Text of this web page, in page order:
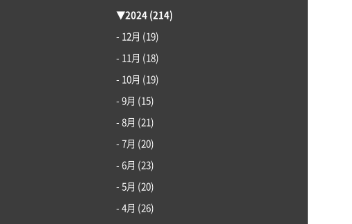
▼2024 (214)
- 12月 (19)
- 11月 (18)
- 10月 (19)
- 9月 (15)
- 8月 (21)
- 7月 (20)
- 6月 (23)
- 5月 (20)
- 4月 (26)